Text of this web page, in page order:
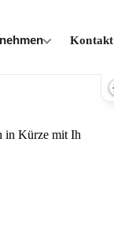
Kontakt
in Kürze mit Ih